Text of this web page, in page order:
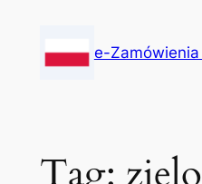
content
e-Zamówienia
Tag: